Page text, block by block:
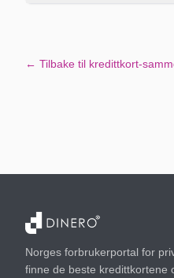
← Tilbake til kredittkort-
Norges forbrukerportal for
finne de beste kredittkortene